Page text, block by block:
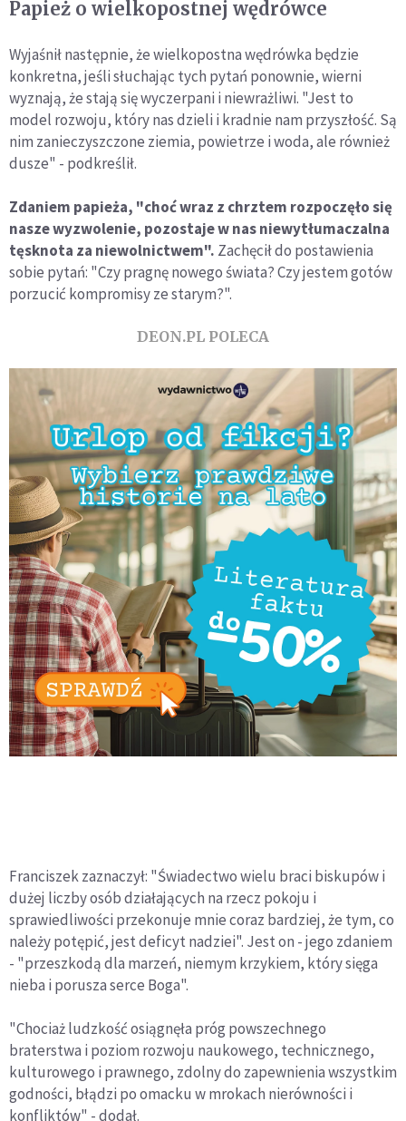
Papież o wielkopostnej wędrówce
Wyjaśnił następnie, że wielkopostna wędrówka będzie
konkretna, jeśli słuchając tych pytań ponownie, wierni
wyznają, że stają się wyczerpani i niewrażliwi. "Jest to
model rozwoju, który nas dzieli i kradnie nam przyszłość. Są
nim zanieczyszczone ziemia, powietrze i woda, ale również
dusze" - podkreślił.
Zdaniem papieża, "choć wraz z chrztem rozpoczęło się
nasze wyzwolenie, pozostaje w nas niewytłumaczalna
tęsknota za niewolnictwem". Zachęcił do postawienia
sobie pytań: "Czy pragnę nowego świata? Czy jestem gotów
porzucić kompromisy ze starym?".
DEON.PL POLECA
Franciszek zaznaczył: "Świadectwo wielu braci biskupów i
dużej liczby osób działających na rzecz pokoju i
sprawiedliwości przekonuje mnie coraz bardziej, że tym, co
należy potępić, jest deficyt nadziei". Jest on - jego zdaniem
- "przeszkodą dla marzeń, niemym krzykiem, który sięga
nieba i porusza serce Boga".
"Chociaż ludzkość osiągnęła próg powszechnego
braterstwa i poziom rozwoju naukowego, technicznego,
kulturowego i prawnego, zdolny do zapewnienia wszystkim
godności, błądzi po omacku w mrokach nierówności i
konfliktów" - dodał.